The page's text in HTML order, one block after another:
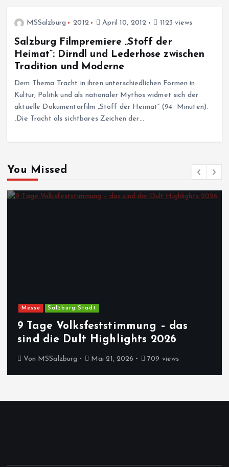
MSSalzburg 2012 April 10, 2012 1123 views
Salzburg Filmpremiere „Stoff der
Heimat“: Dirndl und Lederhose zwischen
Tradition und Moderne
Dem Thema Tracht in ihren unterschiedlichen Formen in
Kultur, Politik und als nationaler Mythos widmet sich der
aktuelle Dokumentarfilm „Stoff der Heimat“ (94 Minuten).
„Die Tracht als sichtbares Zeichen der…
You Missed
Messe Salzburg Stadt
9 Tage Volksfeststimmung – das
sind die Dult Highlights 2026
Von MSSalzburg Mai 21, 2026 709 views